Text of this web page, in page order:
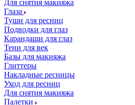
Для снятия макияжа
Глаза
Туши для ресниц
Подводки для глаз
Карандаши для глаз
Тени для век
Базы для макияжа
Глиттеры
Накладные ресницы
Уход для ресниц
Для снятия макияжа
Палетки